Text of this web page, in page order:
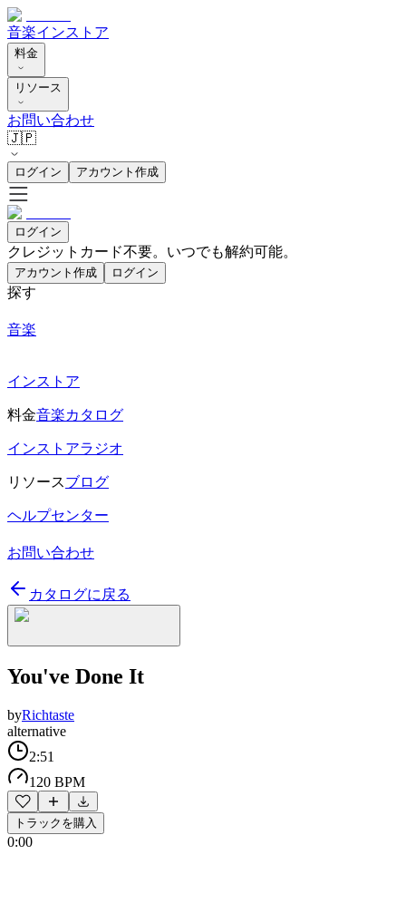
音楽インストア
料金
リソース
お問い合わせ
🇯🇵
ログイン アカウント作成
ログイン
クレジットカード不要。いつでも解約可能。
アカウント作成 ログイン
探す
音楽
インストア
料金音楽カタログ
インストアラジオ
リソースブログ
ヘルプセンター
お問い合わせ
カタログに戻る
You've Done It
byRichtaste
alternative
2:51
120 BPM
トラックを購入
0:00